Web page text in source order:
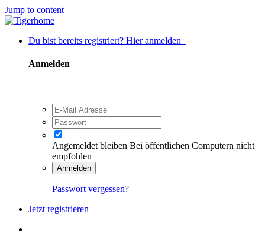
Jump to content
Du bist bereits registriert? Hier anmelden
Anmelden
Angemeldet bleiben Bei öffentlichen Computern nicht
empfohlen
Anmelden
Passwort vergessen?
Jetzt registrieren